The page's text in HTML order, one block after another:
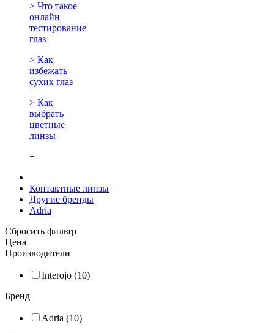
> Что такое
онлайн
тестирование
глаз
> Как
избежать
сухих глаз
> Как
выбрать
цветные
линзы
+
Контактные линзы
Другие бренды
Adria
Сбросить фильтр
Цена
Производители
Interojo (10)
Бренд
Adria (10)